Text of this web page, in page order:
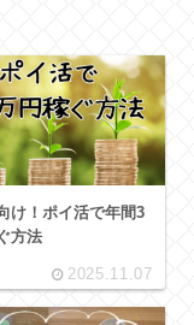
け！ポイ活で年間3
方法
2025.11.07